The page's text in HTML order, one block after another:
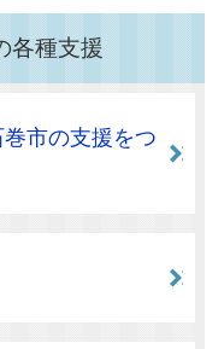
各種支援
市の支援をつ